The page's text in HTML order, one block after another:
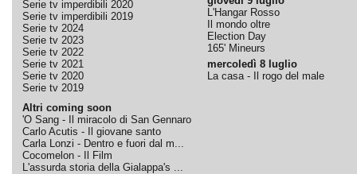
Serie tv imperdibili 2020
Serie tv imperdibili 2019
Serie tv 2024
Serie tv 2023
Serie tv 2022
Serie tv 2021
Serie tv 2020
Serie tv 2019
Altri coming soon
'O Sang - Il miracolo di San Gennaro
Carlo Acutis - Il giovane santo
Carla Lonzi - Dentro e fuori dal m...
Cocomelon - Il Film
L'assurda storia della Gialappa's ...
L'Hangar Rosso
Il mondo oltre
Election Day
165' Mineurs
mercoledì 8 luglio
La casa - Il rogo del male